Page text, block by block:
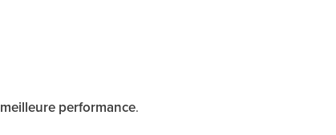
meilleure performance.